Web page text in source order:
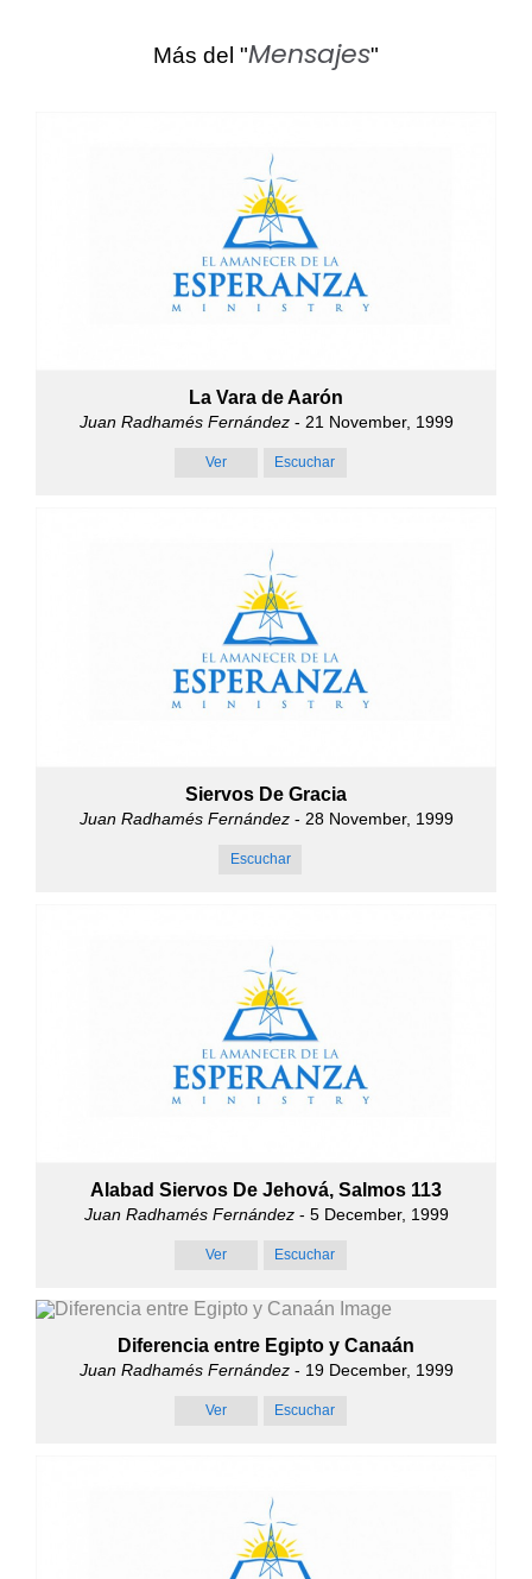
Más del "Mensajes"
La Vara de Aarón
Juan Radhamés Fernández- 21 November, 1999
Ver Escuchar
Siervos De Gracia
Juan Radhamés Fernández- 28 November, 1999
Escuchar
Alabad Siervos De Jehová, Salmos 113
Juan Radhamés Fernández- 5 December, 1999
Ver Escuchar
Diferencia entre Egipto y Canaán
Juan Radhamés Fernández- 19 December, 1999
Ver Escuchar